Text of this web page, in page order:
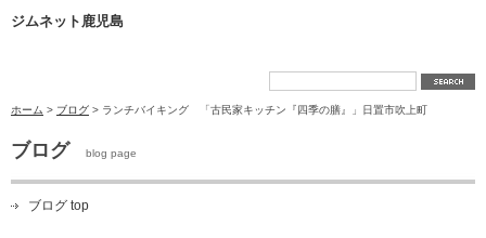
ジムネット鹿児島
ホーム > ブログ > ランチバイキング 「古民家キッチン『四季の膳』」日置市吹上町
ブログ blog page
ブログ top